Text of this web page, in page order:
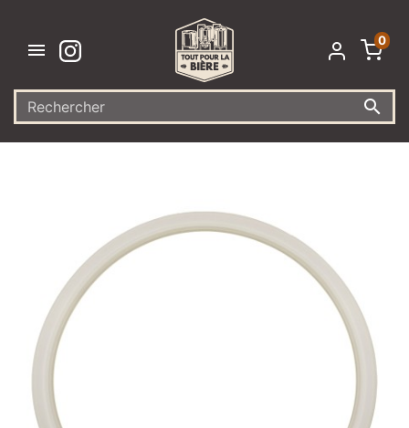


0